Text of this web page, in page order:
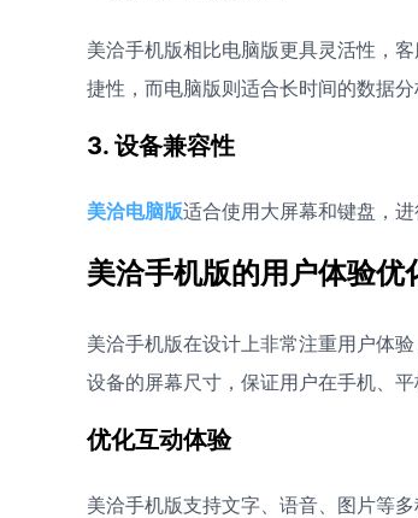
美洽手机版相比电脑版更具灵活性，
捷性，而电脑版则适合长时间的数据分
3. 设备兼容性
美洽电脑版适合使用大屏幕和键盘，
美洽手机版的用户体验优
美洽手机版在设计上非常注重用户体
设备的屏幕尺寸，保证用户在手机、
优化互动体验
美洽手机版支持文字、语音、图片等